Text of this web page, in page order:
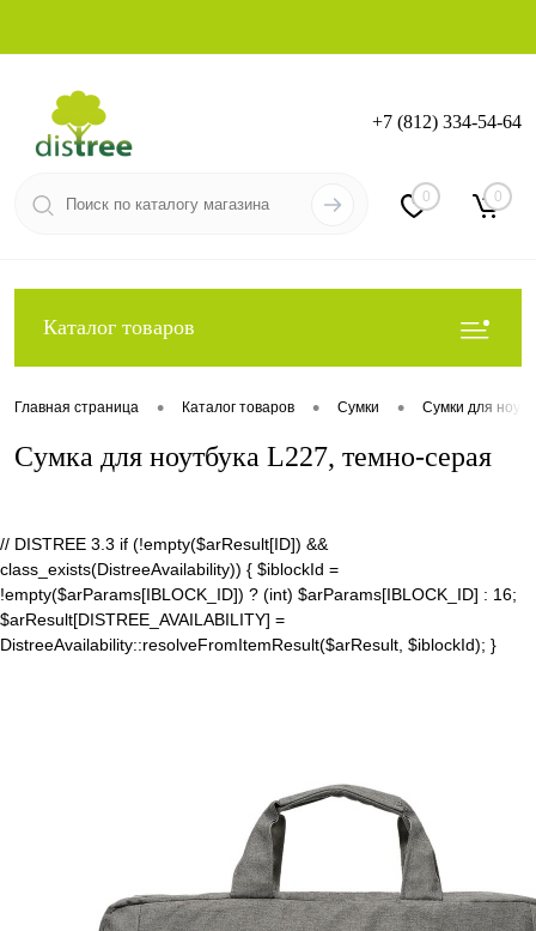
Вход Регистрация
+7 (812) 334-54-64
0 0
Каталог товаров
Главная страница • Каталог товаров • Сумки • Сумки для
Cумка для ноутбука L227, темно-серая
// DISTREE 3.3 if (!empty($arResult[ID]) &&
class_exists(DistreeAvailability)) { $iblockId =
!empty($arParams[IBLOCK_ID]) ? (int) $arParams[IBLOCK_ID] : 16;
$arResult[DISTREE_AVAILABILITY] =
DistreeAvailability::resolveFromItemResult($arResult, $iblockId); }